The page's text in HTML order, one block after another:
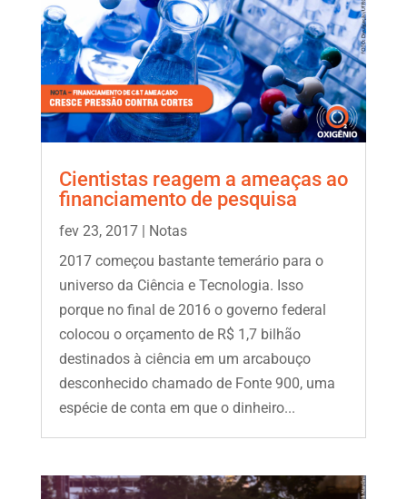
Cientistas reagem a ameaças ao
financiamento de pesquisa
fev 23, 2017|
Notas
2017 começou bastante temerário para o
universo da Ciência e Tecnologia. Isso
porque no final de 2016 o governo federal
colocou o orçamento de R$ 1,7 bilhão
destinados à ciência em um arcabouço
desconhecido chamado de Fonte 900, uma
espécie de conta em que o dinheiro...